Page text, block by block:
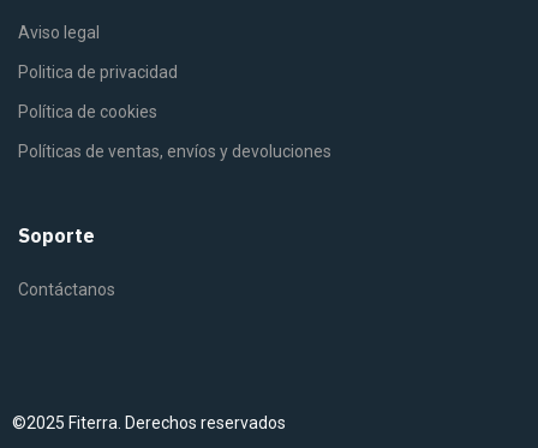
Aviso legal
Politica de privacidad
Política de cookies
Políticas de ventas, envíos y devoluciones
Soporte
Contáctanos
©2025 Fiterra. Derechos reservados